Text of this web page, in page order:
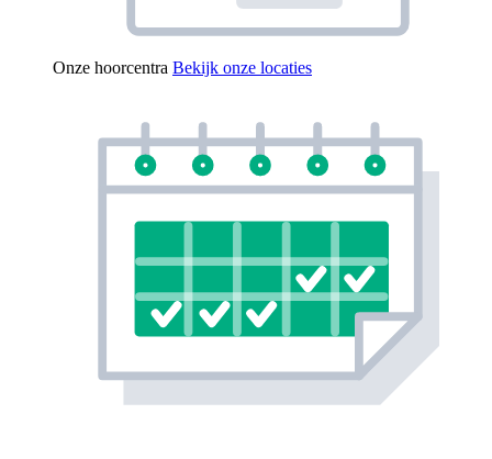
Onze hoorcentra Bekijk onze locaties